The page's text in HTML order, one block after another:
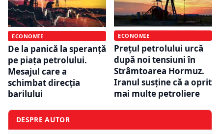
ECONOMIE
De la panică la speranță
pe piața petrolului.
Mesajul care a
schimbat direcția
barilului
ECONOMIE
Prețul petrolului urcă
după noi tensiuni în
Strâmtoarea Hormuz.
Iranul susține că a oprit
mai multe petroliere
DESPRE AUTOR